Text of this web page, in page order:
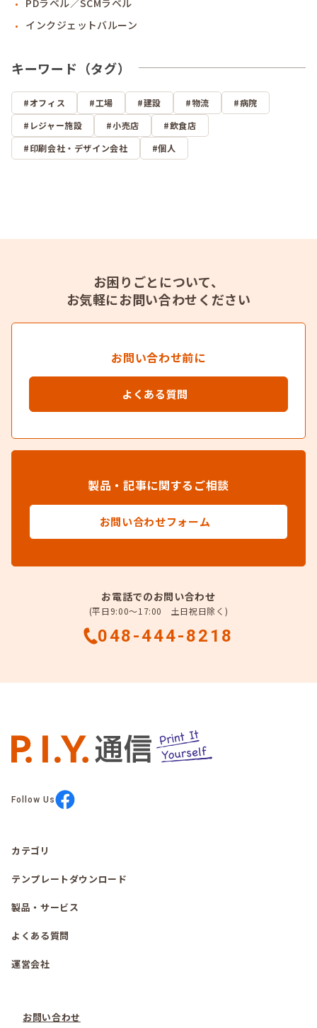
インクジェットバルーン
キーワード（タグ）
オフィス 工場 建設 物流
病院
レジャー施設
小売店
飲食店
印刷会社・デザイン会社
個人
お困りごとについて、
お気軽にお問い合わせください
お問い合わせ前に
よくある質問
製品・記事に関するご相談
お問い合わせフォーム
お電話でのお問い合わせ
(平日9:00～17:00 土日祝日除く)
048-444-8218
Follow Us
カテゴリ
テンプレートダウンロード
製品・サービス
よくある質問
運営会社
お問い合わせ